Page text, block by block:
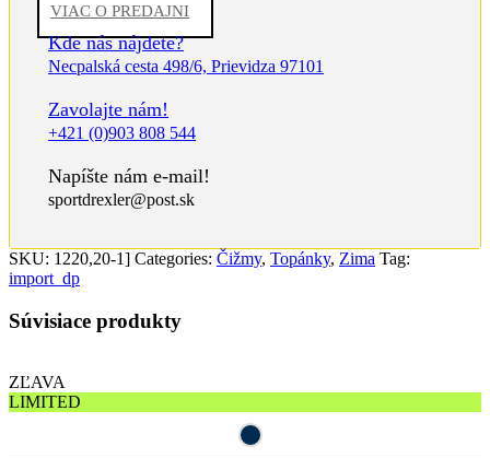
VIAC O PREDAJNI
Kde nás nájdete?
Necpalská cesta 498/6, Prievidza 97101
Zavolajte nám!
+421 (0)903 808 544
Napíšte nám e-mail!
sportdrexler@post.sk
SKU: 1220,20-1] Categories: Čižmy, Topánky, Zima Tag:
import_dp
Súvisiace produkty
ZĽAVA
LIMITED